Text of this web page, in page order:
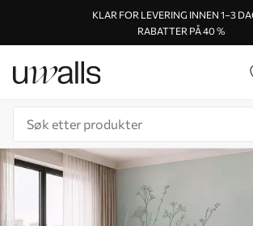
KLAR FOR LEVERING INNEN 1–3
RABATTER PÅ 40 %